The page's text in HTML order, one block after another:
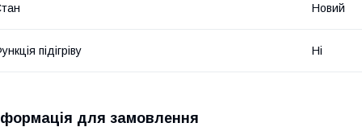
Новий
підігріву Ні
для замовлення